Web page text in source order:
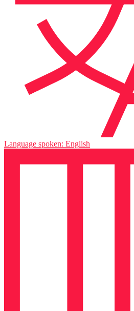
Language spoken: English